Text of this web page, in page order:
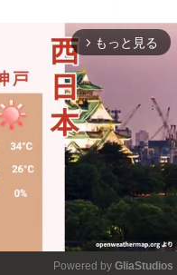
arrow_forward_ios もっと見る
Powered by GliaStudios